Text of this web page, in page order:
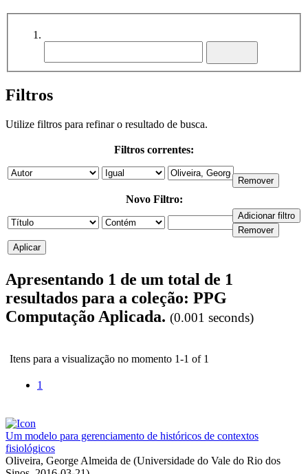
Filtros
Utilize filtros para refinar o resultado de busca.
Filtros correntes:
Novo Filtro:
Apresentando 1 de um total de 1
resultados para a coleção: PPG
Computação Aplicada. (0.001 seconds)
Itens para a visualização no momento 1-1 of 1
1
Um modelo para gerenciamento de históricos de contextos
fisiológicos
Oliveira, George Almeida de (Universidade do Vale do Rio dos